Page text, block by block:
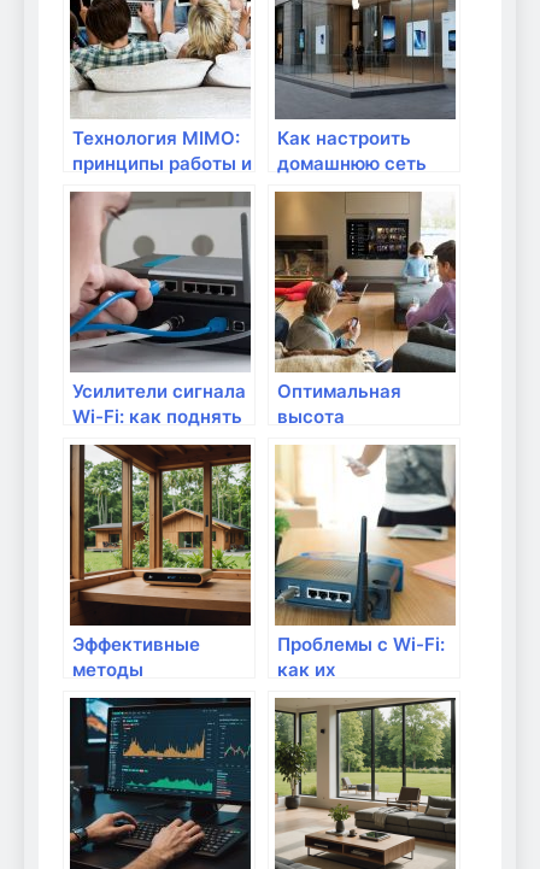
Технология MIMO:
принципы работы и
её преимущества
Как настроить
домашнюю сеть
для удаленной
работы?
Усилители сигнала
Wi-Fi: как поднять
мощность сети
Оптимальная
высота
размещения
роутера для Wi-Fi
сети
Эффективные
методы
расположения
роутера на даче
для оптимального
Wi-Fi покрытия
Проблемы с Wi-Fi:
как их
диагностировать и
решить